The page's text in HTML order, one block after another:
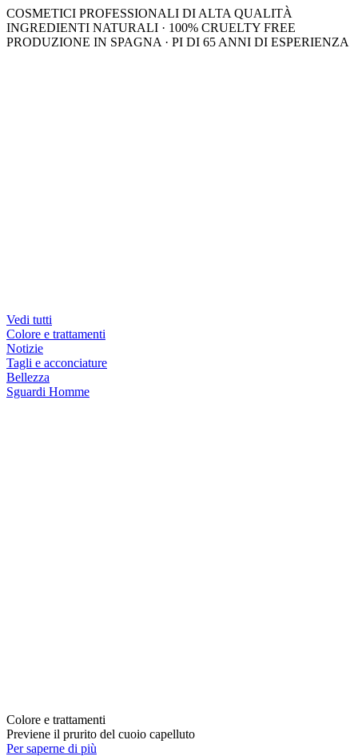
COSMETICI PROFESSIONALI DI ALTA QUALITÀ
INGREDIENTI NATURALI · 100% CRUELTY FREE
PRODUZIONE IN SPAGNA · PI DI 65 ANNI DI ESPERIENZA
Vedi tutti
Colore e trattamenti
Notizie
Tagli e acconciature
Bellezza
Sguardi Homme
Colore e trattamenti
Previene il prurito del cuoio capelluto
Per saperne di più